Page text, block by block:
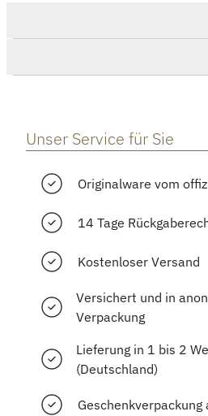
Unser Service für Sie
Originalware vom
14 Tage
Kostenloser Versand
Versichert und in
Verpackung
Lieferung in 1 bis 2
(Deutschland)
Geschenkverpackung